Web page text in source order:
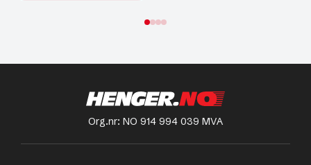
Org.nr: NO 914 994 039 MVA